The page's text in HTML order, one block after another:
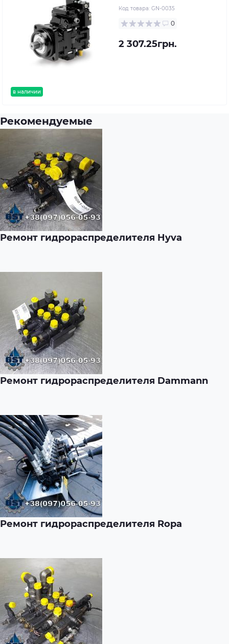
в наличии
Код товара: GN-0035
0
2 307.25грн.
Рекомендуемые
Ремонт гидрораспределителя Hyva
Ремонт гидрораспределителя Dammann
Ремонт гидрораспределителя Ropa